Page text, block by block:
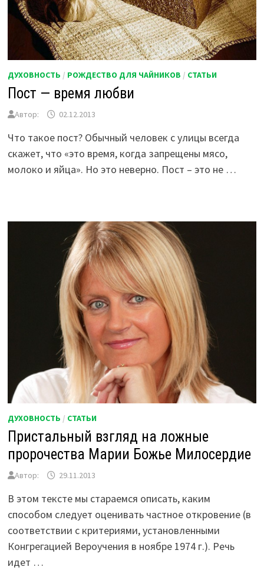
ДУХОВНОСТЬ / РОЖДЕСТВО ДЛЯ ЧАЙНИКОВ / СТАТЬИ
Пост — время любви
Автор: 02.12.2013
Что такое пост? Обычный человек с улицы всегда
скажет, что «это время, когда запрещены мясо,
молоко и яйца». Но это неверно. Пост – это не …
ДУХОВНОСТЬ / СТАТЬИ
Пристальный взгляд на ложные
пророчества Марии Божье Милосердие
Автор: 29.11.2013
В этом тексте мы стараемся описать, каким
способом следует оценивать частное откровение (в
соответствии с критериями, установленными
Конгрегацией Вероучения в ноябре 1974 г.). Речь
идет …